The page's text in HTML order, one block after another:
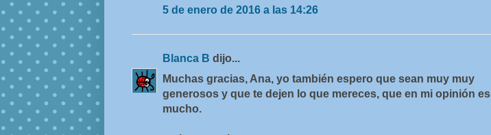
5 de enero de 2016 a las 14:26
Blanca B dijo...
Muchas gracias, Ana, yo también espero que sean muy muy
generosos y que te dejen lo que mereces, que en mi opinión es
mucho.